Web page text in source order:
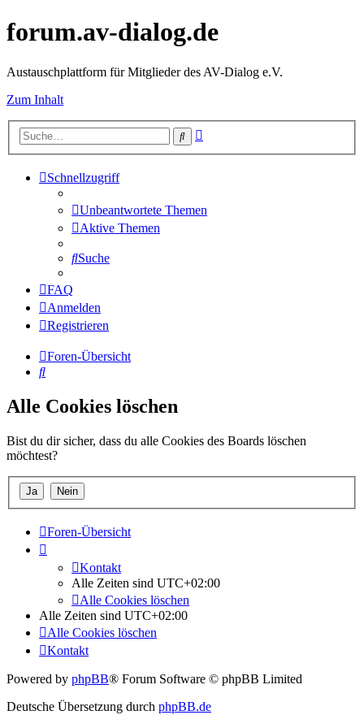
forum.av-dialog.de
Austauschplattform für Mitglieder des AV-Dialog e.V.
Zum Inhalt
Suche
Schnellzugriff
Unbeantwortete Themen
Aktive Themen
Suche
FAQ
Anmelden
Registrieren
Foren-Übersicht
Suche
Alle Cookies löschen
Bist du dir sicher, dass du alle Cookies des Boards löschen
möchtest?
Foren-Übersicht
Kontakt
Alle Zeiten sind UTC+02:00
Alle Cookies löschen
Alle Zeiten sind UTC+02:00
Alle Cookies löschen
Kontakt
Powered by phpBB® Forum Software © phpBB Limited
Deutsche Übersetzung durch phpBB.de